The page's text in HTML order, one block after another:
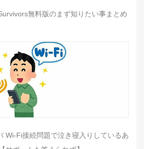
無料版のまず知りたい事まとめ
Wi-Fi接続問題で泣き寝入りしているあ